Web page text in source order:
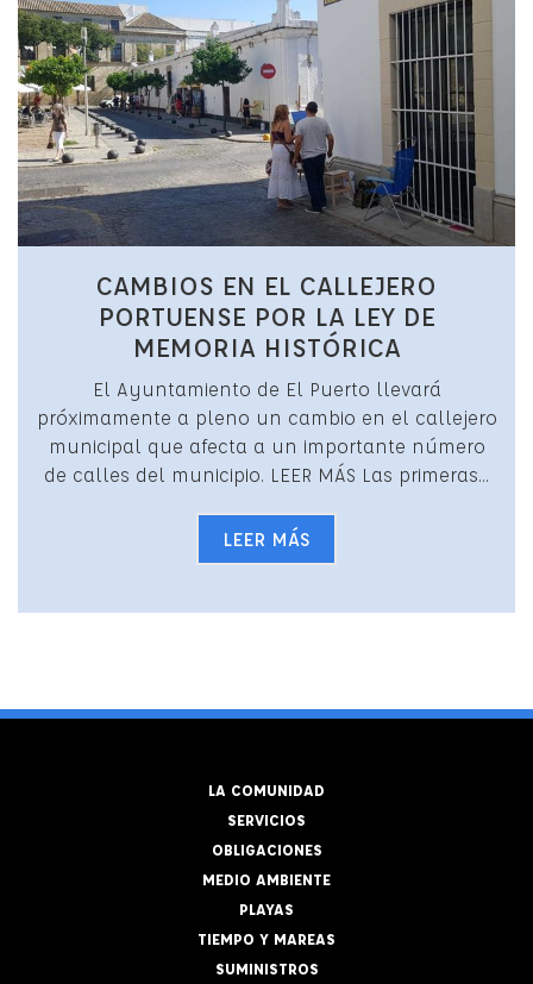
CAMBIOS EN EL CALLEJERO
PORTUENSE POR LA LEY DE
MEMORIA HISTÓRICA
El Ayuntamiento de El Puerto llevará
próximamente a pleno un cambio en el callejero
municipal que afecta a un importante número
de calles del municipio. LEER MÁS Las primeras...
LEER MÁS
LA COMUNIDAD
SERVICIOS
OBLIGACIONES
MEDIO AMBIENTE
PLAYAS
TIEMPO Y MAREAS
SUMINISTROS